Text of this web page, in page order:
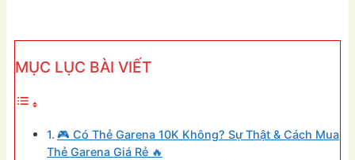
MỤC LỤC BÀI VIẾT
🎮 Có Thẻ Garena 10K Không? Sự Thật & Cách Mua
Thẻ Garena Giá Rẻ 🔥